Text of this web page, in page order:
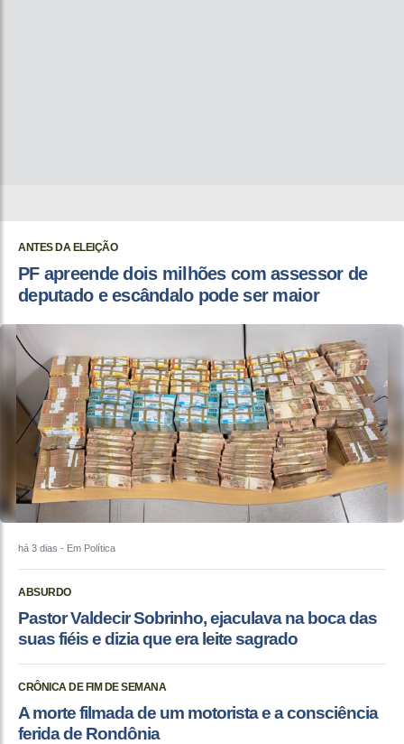
ANTES DA ELEIÇÃO
PF apreende dois milhões com assessor de
deputado e escândalo pode ser maior
há 3 dias - Em Política
ABSURDO
Pastor Valdecir Sobrinho, ejaculava na boca das
suas fiéis e dizia que era leite sagrado
CRÔNICA DE FIM DE SEMANA
A morte filmada de um motorista e a consciência
ferida de Rondônia